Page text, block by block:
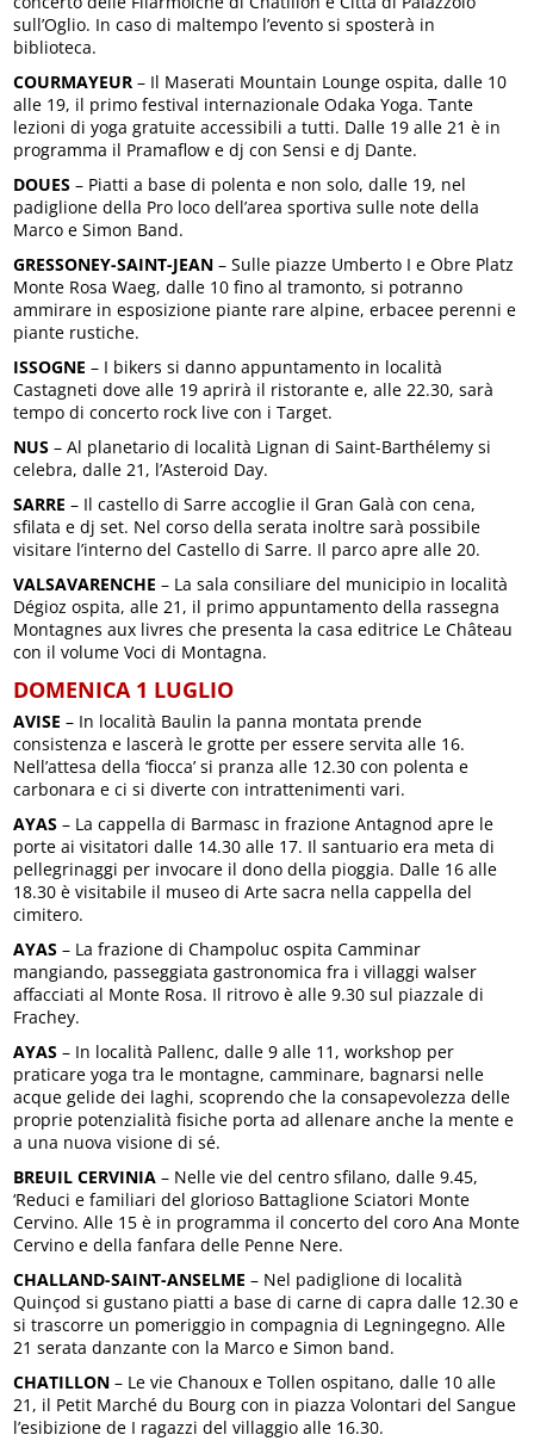
sull’Oglio. In caso di maltempo l’evento si sposterà in
biblioteca.
COURMAYEUR – Il Maserati Mountain Lounge ospita, dalle 10
alle 19, il primo festival internazionale Odaka Yoga. Tante
lezioni di yoga gratuite accessibili a tutti. Dalle 19 alle 21 è in
programma il Pramaflow e dj con Sensi e dj Dante.
DOUES – Piatti a base di polenta e non solo, dalle 19, nel
padiglione della Pro loco dell’area sportiva sulle note della
Marco e Simon Band.
GRESSONEY-SAINT-JEAN – Sulle piazze Umberto I e Obre Platz
Monte Rosa Waeg, dalle 10 fino al tramonto, si potranno
ammirare in esposizione piante rare alpine, erbacee perenni e
piante rustiche.
ISSOGNE – I bikers si danno appuntamento in località
Castagneti dove alle 19 aprirà il ristorante e, alle 22.30, sarà
tempo di concerto rock live con i Target.
NUS – Al planetario di località Lignan di Saint-Barthélemy si
celebra, dalle 21, l’Asteroid Day.
SARRE – Il castello di Sarre accoglie il Gran Galà con cena,
sfilata e dj set. Nel corso della serata inoltre sarà possibile
visitare l’interno del Castello di Sarre. Il parco apre alle 20.
VALSAVARENCHE – La sala consiliare del municipio in località
Dégioz ospita, alle 21, il primo appuntamento della rassegna
Montagnes aux livres che presenta la casa editrice Le Château
con il volume Voci di Montagna.
DOMENICA 1 LUGLIO
AVISE – In località Baulin la panna montata prende
consistenza e lascerà le grotte per essere servita alle 16.
Nell’attesa della ‘fiocca’ si pranza alle 12.30 con polenta e
carbonara e ci si diverte con intrattenimenti vari.
AYAS – La cappella di Barmasc in frazione Antagnod apre le
porte ai visitatori dalle 14.30 alle 17. Il santuario era meta di
pellegrinaggi per invocare il dono della pioggia. Dalle 16 alle
18.30 è visitabile il museo di Arte sacra nella cappella del
cimitero.
AYAS – La frazione di Champoluc ospita Camminar
mangiando, passeggiata gastronomica fra i villaggi walser
affacciati al Monte Rosa. Il ritrovo è alle 9.30 sul piazzale di
Frachey.
AYAS – In località Pallenc, dalle 9 alle 11, workshop per
praticare yoga tra le montagne, camminare, bagnarsi nelle
acque gelide dei laghi, scoprendo che la consapevolezza delle
proprie potenzialità fisiche porta ad allenare anche la mente e
a una nuova visione di sé.
BREUIL CERVINIA – Nelle vie del centro sfilano, dalle 9.45,
‘Reduci e familiari del glorioso Battaglione Sciatori Monte
Cervino. Alle 15 è in programma il concerto del coro Ana Monte
Cervino e della fanfara delle Penne Nere.
CHALLAND-SAINT-ANSELME – Nel padiglione di località
Quinçod si gustano piatti a base di carne di capra dalle 12.30 e
si trascorre un pomeriggio in compagnia di Legningegno. Alle
21 serata danzante con la Marco e Simon band.
CHATILLON – Le vie Chanoux e Tollen ospitano, dalle 10 alle
21, il Petit Marché du Bourg con in piazza Volontari del Sangue
l’esibizione de I ragazzi del villaggio alle 16.30.